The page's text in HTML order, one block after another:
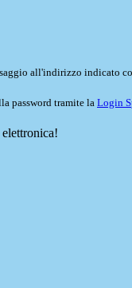
all'indirizzo indicato
password tramite la Login